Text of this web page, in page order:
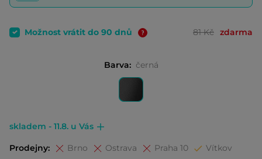
Možnost vrátit do 90 dnů 81 Kč zdarma
Barva: černá
skladem - 11.8. u Vás
Prodejny: Brno Ostrava Praha 10 Vítkov